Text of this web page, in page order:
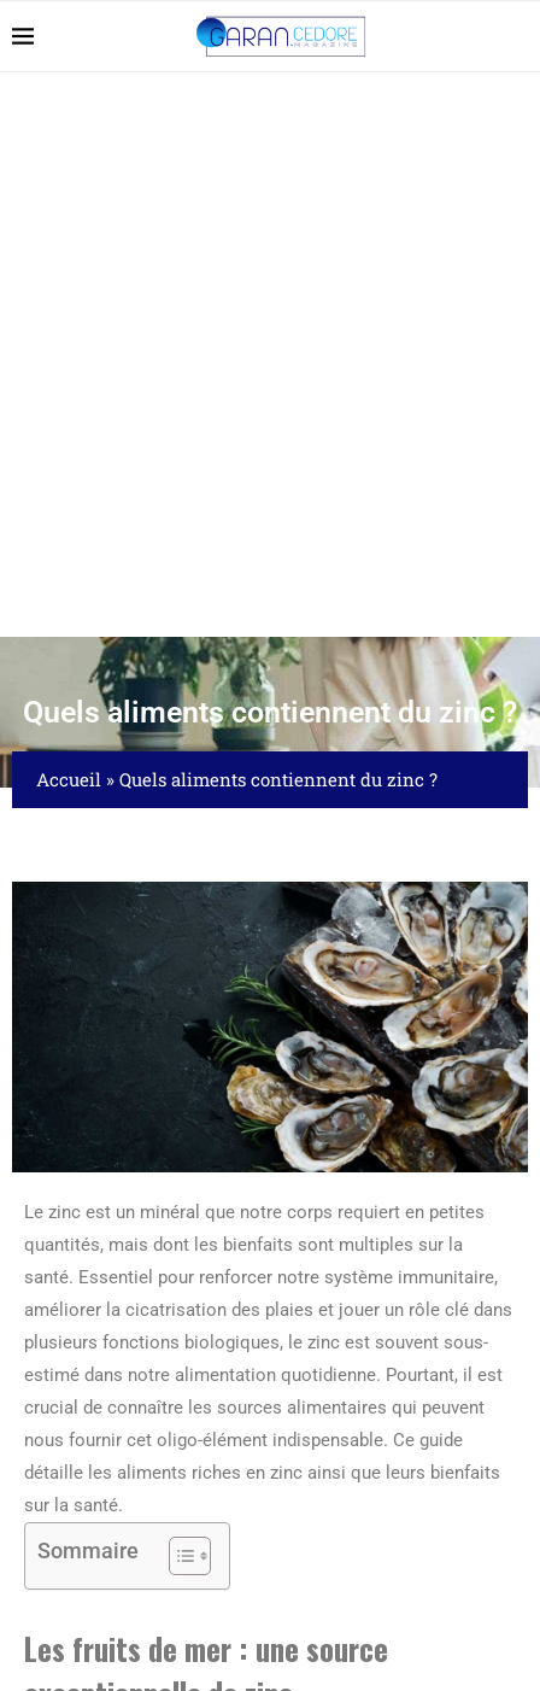
Quels aliments contiennent du zinc ?
Accueil » Quels aliments contiennent du zinc ?
Le zinc est un minéral que notre corps requiert en petites
quantités, mais dont les bienfaits sont multiples sur la
santé. Essentiel pour renforcer notre système immunitaire,
améliorer la cicatrisation des plaies et jouer un rôle clé dans
plusieurs fonctions biologiques, le zinc est souvent sous-
estimé dans notre alimentation quotidienne. Pourtant, il est
crucial de connaître les sources alimentaires qui peuvent
nous fournir cet oligo-élément indispensable. Ce guide
détaille les aliments riches en zinc ainsi que leurs bienfaits
sur la santé.
Sommaire
Les fruits de mer : une source